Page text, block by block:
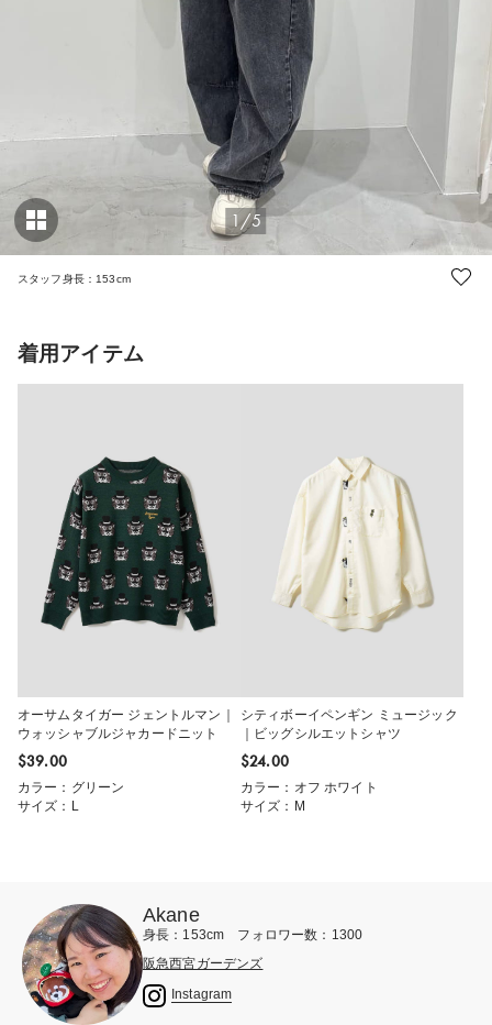
1/5
スタッフ身長：153cm
着用アイテム
オーサムタイガー ジェントルマン｜
ウォッシャブルジャカードニット
$‌39.00
カラー：グリーン
サイズ：L
シティボーイペンギン ミュージック
｜ビッグシルエットシャツ
$‌24.00
カラー：オフ ホワイト
サイズ：M
Akane
身長：153cm フォロワー数：1300
阪急西宮ガーデンズ
Instagram